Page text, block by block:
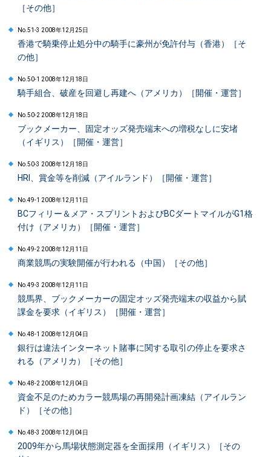
［その他］
No.51-3 2008年12月25日
香港で騎乗停止処分中の騎手に豪州が免許付与（香港）［そ
の他］
No.50-1 2008年12月18日
騎手組合、破産を回避し再建へ（アメリカ）［開催・運営］
No.50-2 2008年12月18日
ブックメーカー、固定オッズ発売端末への増税なしに安堵
（イギリス）［開催・運営］
No.50-3 2008年12月18日
HRI、賞金等を削減（アイルランド）［開催・運営］
No.49-1 2008年12月11日
BCフィリー＆メア・スプリントおよびBCダートマイルがG1格
付け（アメリカ）［開催・運営］
No.49-2 2008年12月11日
商業競馬の実験開催が行われる（中国）［その他］
No.49-3 2008年12月11日
競馬界、ブックメーカーの固定オッズ発売端末の収益から賦
課金を要求（イギリス）［開催・運営］
No.48-1 2008年12月04日
銀行は違法インターネット賭事に関する取引の停止を要求さ
れる（アメリカ）［その他］
No.48-2 2008年12月04日
資金不足のためカラー競馬場の再開発計画凍結（アイルラン
ド）［その他］
No.48-3 2008年12月04日
2009年から馬場状態測定器を全面採用（イギリス）［その